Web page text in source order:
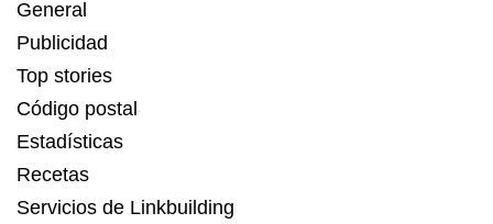
General
Publicidad
Top stories
Código postal
Estadísticas
Recetas
Servicios de Linkbuilding